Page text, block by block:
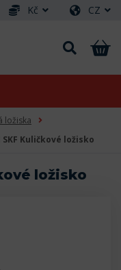
Kč CZ
ložiska
SKF Kuličkové ložisko
ložisko